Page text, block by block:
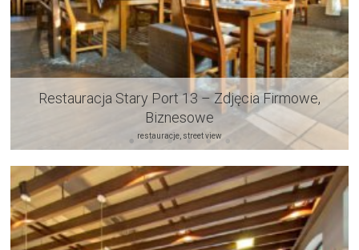
Restauracja Stary Port 13 – Zdjęcia Firmowe,
Biznesowe
restauracje, street view